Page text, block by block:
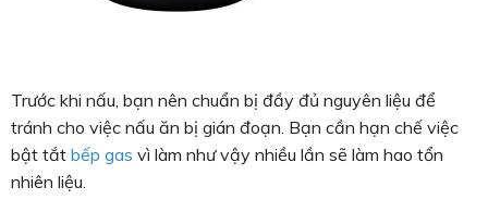
Trước khi nấu, bạn nên chuẩn bị đầy đủ nguyên liệu để
tránh cho việc nấu ăn bị gián đoạn. Bạn cần hạn chế việc
bật tắt bếp gas vì làm như vậy nhiều lần sẽ làm hao tổn
nhiên liệu.